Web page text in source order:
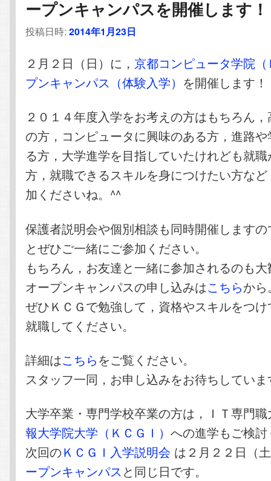
ープンキャンパスを開催します！
投稿日時:2014年1月23日
２月２日（日）に， 京都コンピュータ学院
プンキャンパス（体験入学） を開催します！
２０１４年度入学をお考えの方はもちろん
の方，コンピュータに興味のある方，進路
る方，大学進学を目指していたけれども就
方，就職できるスキルを身につけたい方な
加くださいね。^^
保護者説明会や個別相談も同時開催します
とぜひご一緒にご参加ください。
もちろん，お友達と一緒に参加されるのも
オープンキャンパスの申し込みはこちらから
ぜひＫＣＧで勉強して，資格やスキルをつ
就職してください。
詳細はこちらをご覧ください。
スタッフ一同，お申し込みをお待ちしてい
大学卒業・専門学校卒業の方は，ＩＴ専門
報大学院大学（ＫＣＧＩ）への進学もご検
次回のＫＣＧＩ入学説明会 は２月２２日（
ープンキャンパスと同じ日です。